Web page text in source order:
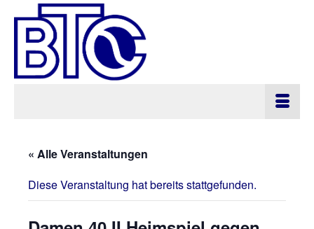
« Alle Veranstaltungen
Diese Veranstaltung hat bereits stattgefunden.